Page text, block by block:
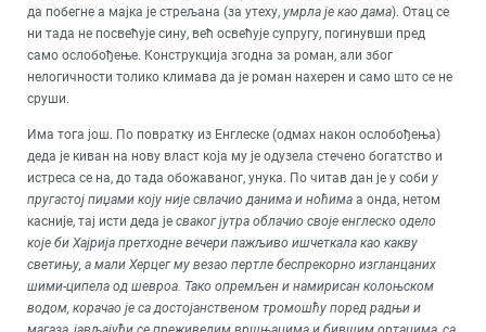
да побегне а мајка је стрељана (за утеху, умрла је као дама). Отац се
ни тада не посвећује сину, већ освећује супругу, погинувши пред
само ослобођење. Конструкција згодна за роман, али због
нелогичности толико климава да је роман нахерен и само што се не
сруши.
Има тога још. По повратку из Енглеске (одмах након ослобођења)
деда је киван на нову власт која му је одузела стечено богатство и
истреса се на, до тада обожаваног, унука. По читав дан је у соби у
пругастој пиџами коју није свлачио данима и ноћима а онда, нетом
касније, тај исти деда је сваког јутра облачио своје енглеско одело
које би Хајрија претходне вечери пажљиво ишчеткала као какву
светињу, а мали Херцег му везао пертле беспрекорно изгланцаних
шими-ципела од шевроа. Тако опремљен и намирисан колоњском
водом, корачао је са достојанственом тромошћу поред радњи и